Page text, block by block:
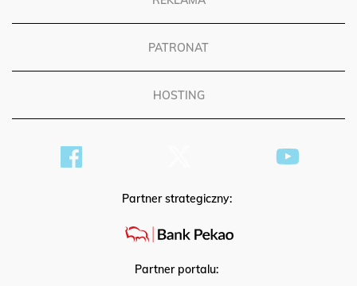
REKLAMA
PATRONAT
HOSTING
Partner strategiczny:
Partner portalu: